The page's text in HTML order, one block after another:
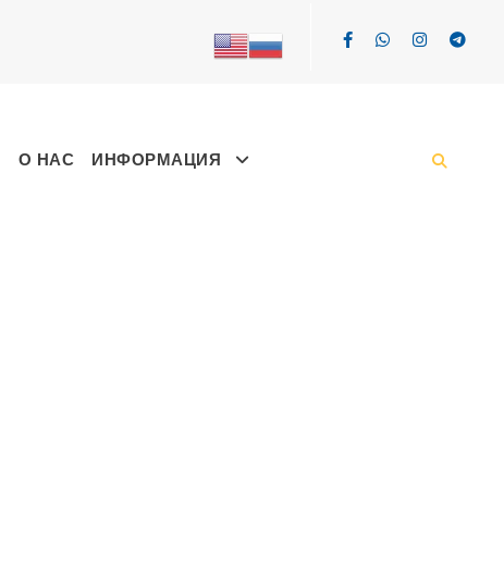
О НАС ИНФОРМАЦИЯ